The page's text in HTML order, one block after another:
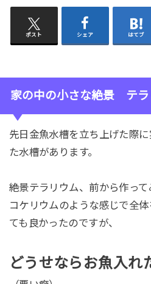
ポスト シェア はてブ
家の中の小さな絶景 テラ
先日金魚水槽を立ち上げた際
た水槽があります。
絶景テラリウム、前から作って
コケリウムのような感じで全
ても良かったのですが、
どうせならお魚入